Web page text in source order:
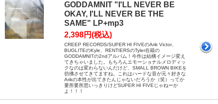
GODDAMNIT "I'LL NEVER BE
OKAY, I'LL NEVER BE THE
SAME" LP+mp3
2,398円(税込)
CREEP RECORDS/SUPER HI FIVEのArik Victor、
BUGLITEのKyle、RENTIERSのTyler在籍の
GODDAMNITの2ndアルバム！今作は結構イメージ変え
てきちゃいました。もちろんエモーショナルメロディッ
クなのは変わらないんだけど、SMALL BROWN BIKEを
彷彿させてきてますね。これはハードな音が元々好きな
Arikの本性が出てきたんじゃないだろうか（笑）ってか
要所要所思いっきりけどSUPER HI FIVEじゃねーか
よ！！！